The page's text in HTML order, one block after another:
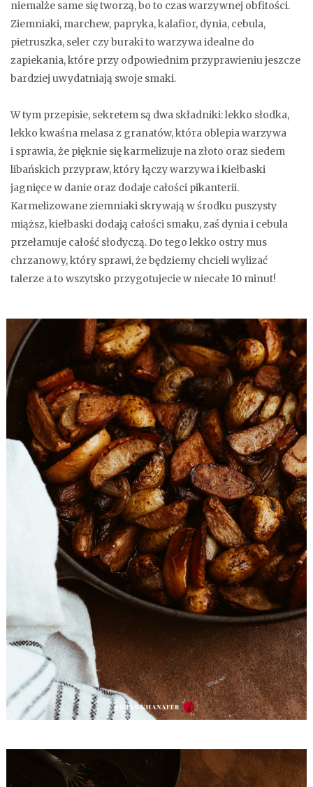
niemalże same się tworzą, bo to czas warzywnej obfitości.
Ziemniaki, marchew, papryka, kalafior, dynia, cebula,
pietruszka, seler czy buraki to warzywa idealne do
zapiekania, które przy odpowiednim przyprawieniu jeszcze
bardziej uwydatniają swoje smaki.
W tym przepisie, sekretem są dwa składniki: lekko słodka,
lekko kwaśna melasa z granatów, która oblepia warzywa
i sprawia, że pięknie się karmelizuje na złoto oraz siedem
libańskich przypraw, który łączy warzywa i kiełbaski
jagnięce w danie oraz dodaje całości pikanterii.
Karmelizowane ziemniaki skrywają w środku puszysty
miąższ, kiełbaski dodają całości smaku, zaś dynia i cebula
przełamuje całość słodyczą. Do tego lekko ostry mus
chrzanowy, który sprawi, że będziemy chcieli wylizać
talerze a to wszytsko przygotujecie w niecałe 10 minut!